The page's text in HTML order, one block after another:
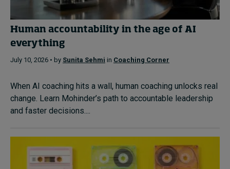
Human accountability in the age of AI
everything
July 10, 2026 • by Sunita Sehmi in Coaching Corner
When AI coaching hits a wall, human coaching unlocks real
change. Learn Mohinder’s path to accountable leadership
and faster decisions....